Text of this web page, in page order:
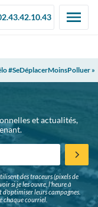
#SeDéplacerMoinsPolluer »
et actualités,
des traceurs (pixels de
si je les ouvre, l'heure à
leurs campagnes.
chaque courriel.